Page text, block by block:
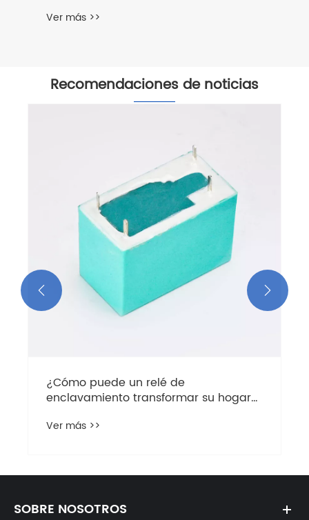
Ver más >>
Recomendaciones de noticias
¿Cómo puede un relé de
enclavamiento transformar su hogar
Ver más >>
 
SOBRE NOSOTROS